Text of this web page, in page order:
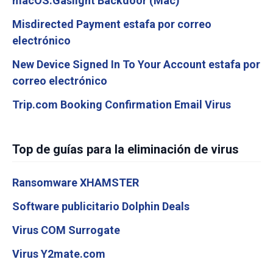
Misdirected Payment estafa por correo
electrónico
New Device Signed In To Your Account estafa por
correo electrónico
Trip.com Booking Confirmation Email Virus
Top de guías para la eliminación de virus
Ransomware XHAMSTER
Software publicitario Dolphin Deals
Virus COM Surrogate
Virus Y2mate.com